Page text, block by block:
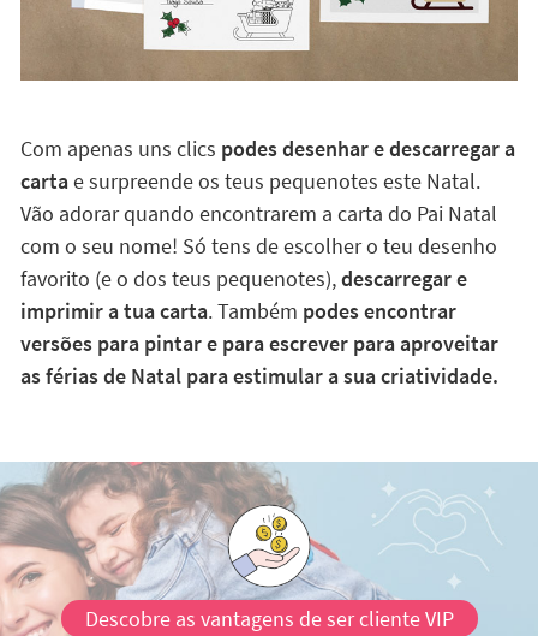
Com apenas uns clics podes desenhar e descarregar a
cartae surpreende os teus pequenotes este Natal.
Vão adorar quando encontrarem a carta do Pai Natal
com o seu nome! Só tens de escolher o teu desenho
favorito (e o dos teus pequenotes),descarregar e
imprimir a tua carta. Também podes encontrar
versões para pintar e para escrever para aproveitar
as férias de Natal para estimular a sua criatividade.
Descobre as vantagens de ser cliente VIP